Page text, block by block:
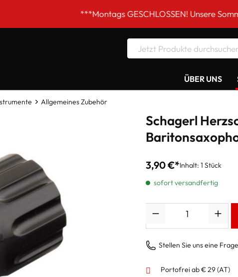
***Montags GESCHLOSSEN! Unsere Sommer-
ÜBER UNS
Allgemeines Zubehör
Schagerl
3,90 €*Inhalt: 1 Stück
sofort versandfertig
Stellen Sie uns eine Frage
Portofrei ab € 29 (AT)